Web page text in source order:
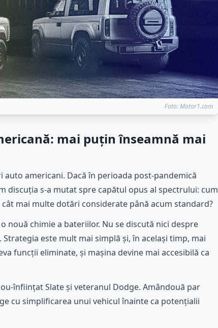
Foto: Motor1.com
mai puțin înseamnă mai
americani. Dacă în perioada post-pandemică
discuția s-a mutat spre capătul opus al spectrului: cum
mai multe dotări considerate până acum standard?
nouă chimie a bateriilor. Nu se discută nici despre
este mult mai simplă și, în același timp, mai
funcții eliminate, și mașina devine mai accesibilă ca
înființat Slate și veteranul Dodge. Amândouă par
cu simplificarea unui vehicul înainte ca potențialii